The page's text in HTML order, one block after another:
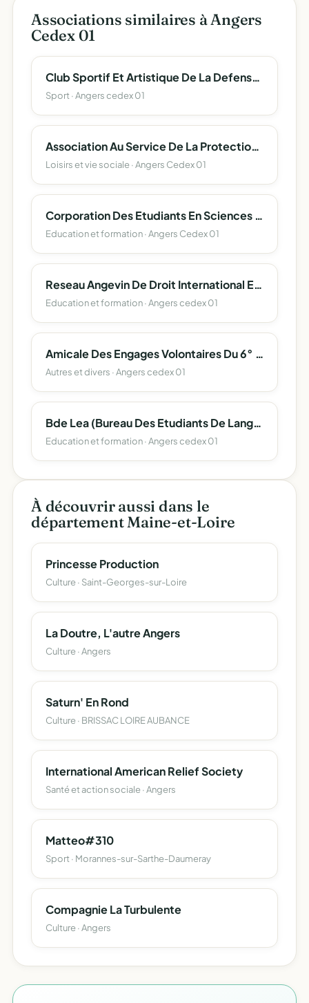
Associations similaires à Angers
Cedex 01
Club Sportif Et Artistique De La Defense D'angers
Sport · Angers cedex 01
Association Au Service De La Protection Et L'accompagnement Des Majeurs 49
Loisirs et vie sociale · Angers Cedex 01
Corporation Des Etudiants En Sciences D'angers (Corpo Sciences Angers)
Education et formation · Angers Cedex 01
Reseau Angevin De Droit International Et Europeen
Education et formation · Angers cedex 01
Amicale Des Engages Volontaires Du 6° Regiment Du Genie
Autres et divers · Angers cedex 01
Bde Lea (Bureau Des Etudiants De Langues Etrangeres Appliquees) Angers
Education et formation · Angers cedex 01
À découvrir aussi dans le
département Maine-et-Loire
Princesse Production
Culture · Saint-Georges-sur-Loire
La Doutre, L'autre Angers
Culture · Angers
Saturn' En Rond
Culture · BRISSAC LOIRE AUBANCE
International American Relief Society
Santé et action sociale · Angers
Matteo#310
Sport · Morannes-sur-Sarthe-Daumeray
Compagnie La Turbulente
Culture · Angers